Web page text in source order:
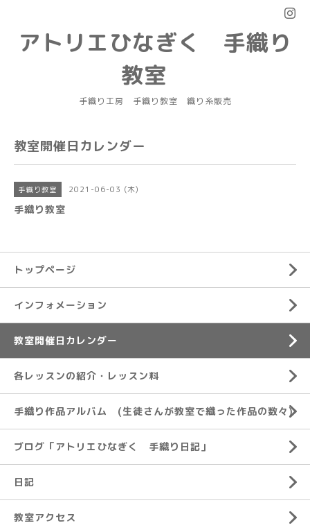
アトリエひなぎく 手織り
教室
手織り工房 手織り教室 織り糸販売
教室開催日カレンダー
手織り教室 2021-06-03 (木)
手織り教室
トップページ
インフォメーション
教室開催日カレンダー
各レッスンの紹介・レッスン料
手織り作品アルバム (生徒さんが教室で織った作品の数々)
ブログ「アトリエひなぎく 手織り日記」
日記
教室アクセス